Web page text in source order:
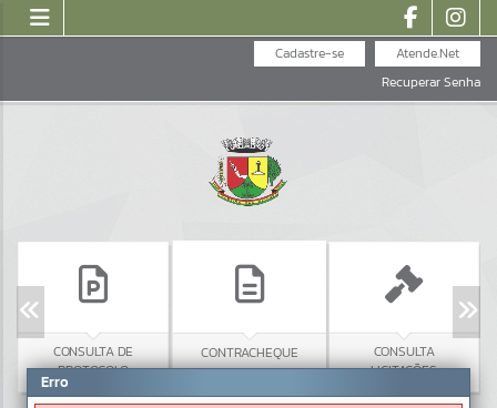
Atende.Net
Cadastre-se
Recuperar Senha
CONSULTA DE
PROTOCOLO
CONTRACHEQUE
CONSULTA
LICITAÇÕES
Erro